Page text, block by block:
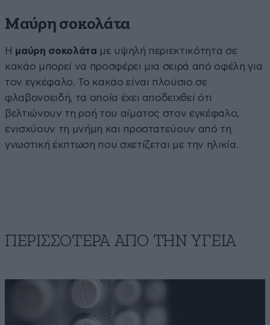
Μαύρη σοκολάτα
Η μαύρη σοκολάτα με υψηλή περιεκτικότητα σε
κακάο μπορεί να προσφέρει μια σειρά από οφέλη για
τον εγκέφαλο. Το κακάο είναι πλούσιο σε
φλαβονοειδή, τα οποία έχει αποδειχθεί ότι
βελτιώνουν τη ροή του αίματος στον εγκέφαλο,
ενισχύουν τη μνήμη και προστατεύουν από τη
γνωστική έκπτωση που σχετίζεται με την ηλικία.
ΠΕΡΙΣΣΟΤΕΡΑ ΑΠΟ ΤΗΝ ΥΓΕΙΑ